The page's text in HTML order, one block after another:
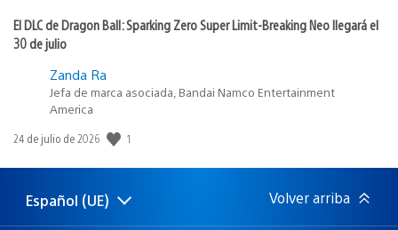
El DLC de Dragon Ball: Sparking Zero Super Limit-Breaking Neo llegará el
30 de julio
Zanda Ra
Jefa de marca asociada, Bandai Namco Entertainment
America
Fecha
publicación:
24 de julio de 2026 1
Selecciona
una
Región
actual:
Español (UE) Volver arriba